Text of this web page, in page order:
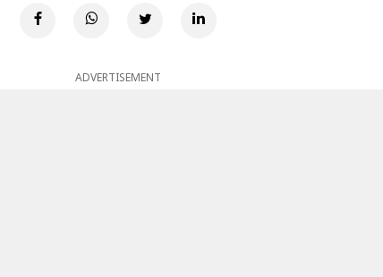
ADVERTISEMENT